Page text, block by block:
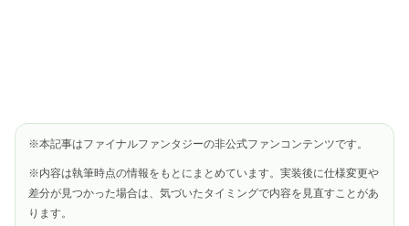
※本記事はファイナルファンタジーの非公式ファンコンテンツです。
※内容は執筆時点の情報をもとにまとめています。実装後に仕様変更や
差分が見つかった場合は、気づいたタイミングで内容を見直すことがあ
ります。